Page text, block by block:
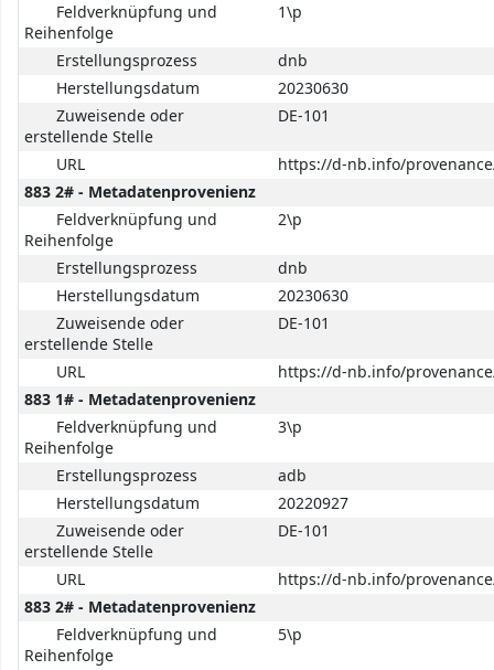
Feldverknüpfung und
Reihenfolge
1\p
Erstellungsprozess
dnb
Herstellungsdatum
20230630
Zuweisende oder
erstellende Stelle
DE-101
URL
https://d-nb.info/
883 2# - Metadatenprovenienz
Feldverknüpfung und
Reihenfolge
2\p
Erstellungsprozess
dnb
Herstellungsdatum
20230630
Zuweisende oder
erstellende Stelle
DE-101
URL
https://d-nb.info/
883 1# - Metadatenprovenienz
Feldverknüpfung und
Reihenfolge
3\p
Erstellungsprozess
adb
Herstellungsdatum
20220927
Zuweisende oder
erstellende Stelle
DE-101
URL
https://d-nb.info/
883 2# - Metadatenprovenienz
Feldverknüpfung und
Reihenfolge
5\p